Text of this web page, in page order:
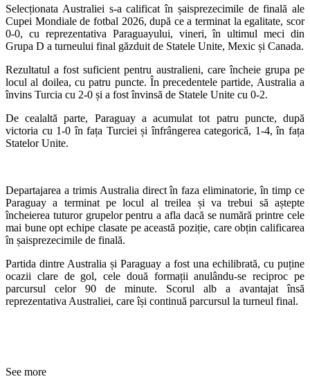
Selecționata Australiei s-a calificat în șaisprezecimile de finală ale
Cupei Mondiale de fotbal 2026, după ce a terminat la egalitate, scor
0-0, cu reprezentativa Paraguayului, vineri, în ultimul meci din
Grupa D a turneului final găzduit de Statele Unite, Mexic și Canada.
Rezultatul a fost suficient pentru australieni, care încheie grupa pe
locul al doilea, cu patru puncte. În precedentele partide, Australia a
învins Turcia cu 2-0 și a fost învinsă de Statele Unite cu 0-2.
De cealaltă parte, Paraguay a acumulat tot patru puncte, după
victoria cu 1-0 în fața Turciei și înfrângerea categorică, 1-4, în fața
Statelor Unite.
Departajarea a trimis Australia direct în faza eliminatorie, în timp ce
Paraguay a terminat pe locul al treilea și va trebui să aștepte
încheierea tuturor grupelor pentru a afla dacă se numără printre cele
mai bune opt echipe clasate pe această poziție, care obțin calificarea
în șaisprezecimile de finală.
Partida dintre Australia și Paraguay a fost una echilibrată, cu puține
ocazii clare de gol, cele două formații anulându-se reciproc pe
parcursul celor 90 de minute. Scorul alb a avantajat însă
reprezentativa Australiei, care își continuă parcursul la turneul final.
See more